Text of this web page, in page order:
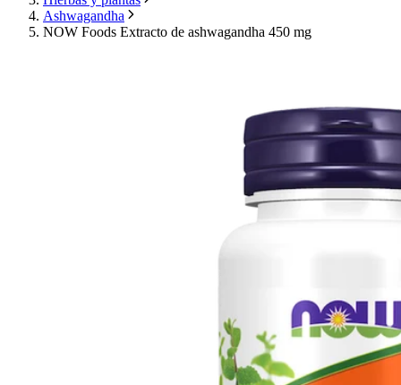
Ashwagandha
NOW Foods Extracto de ashwagandha 450 mg